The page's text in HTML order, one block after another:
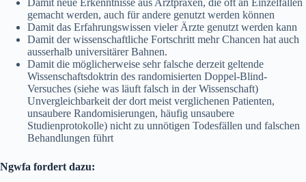
Damit neue Erkenntnisse aus Arztpraxen, die oft an Einzelfällen
gemacht werden, auch für andere genutzt werden können
Damit das Erfahrungswissen vieler Ärzte genutzt werden kann
Damit der wissenschaftliche Fortschritt mehr Chancen hat auch
ausserhalb universitärer Bahnen.
Damit die möglicherweise sehr falsche derzeit geltende
Wissenschaftsdoktrin des randomisierten Doppel-Blind-
Versuches (siehe was läuft falsch in der Wissenschaft)
Unvergleichbarkeit der dort meist verglichenen Patienten,
unsaubere Randomisierungen, häufig unsaubere
Studienprotokolle) nicht zu unnötigen Todesfällen und falschen
Behandlungen führt
Ngwfa fordert dazu: